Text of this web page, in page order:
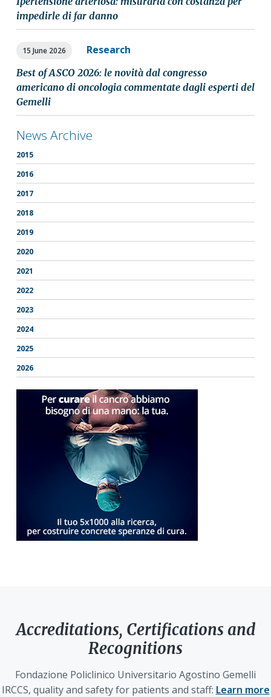
impedirle di far danno
15 June 2026 Research
Best of ASCO 2026: le novità dal congresso
americano di oncologia commentate dagli esperti del
Gemelli
News Archive
2015
2016
2017
2018
2019
2020
2021
2022
2023
2024
2025
2026
Accreditations, Certifications and
Recognitions
Fondazione Policlinico Universitario Agostino Gemelli
IRCCS, quality and safety for patients and staff: Learn more